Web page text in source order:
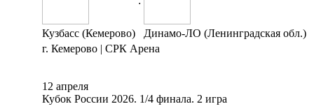
Кузбасс (Кемерово)
Динамо-ЛО (Ленинградская обл.)
г. Кемерово | СРК Арена
12 апреля
Кубок России 2026. 1/4 финала. 2 игра